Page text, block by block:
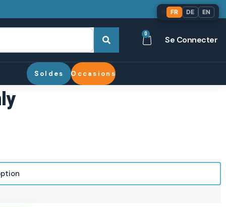
0
Se Connecter
Soldes Occasions
FR DE EN